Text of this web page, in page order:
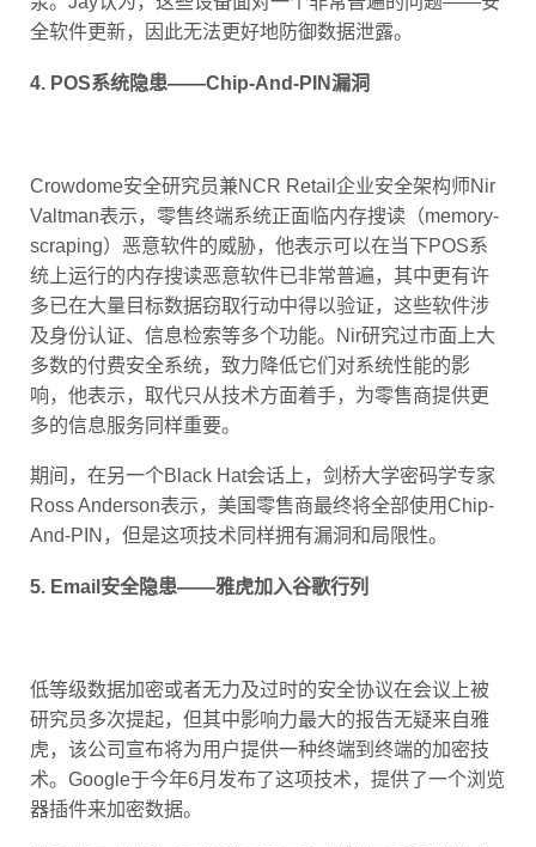
全软件更新，因此无法更好地防御数据泄露。
4. POS系统隐患——Chip-And-PIN漏洞
Crowdome安全研究员兼NCR Retail企业安全架构师Nir
Valtman表示，零售终端系统正面临内存搜读（memory-
scraping）恶意软件的威胁，他表示可以在当下POS系
统上运行的内存搜读恶意软件已非常普遍，其中更有许
多已在大量目标数据窃取行动中得以验证，这些软件涉
及身份认证、信息检索等多个功能。Nir研究过市面上大
多数的付费安全系统，致力降低它们对系统性能的影
响，他表示，取代只从技术方面着手，为零售商提供更
多的信息服务同样重要。
期间，在另一个Black Hat会话上，剑桥大学密码学专家
Ross Anderson表示，美国零售商最终将全部使用Chip-
And-PIN，但是这项技术同样拥有漏洞和局限性。
5. Email安全隐患——雅虎加入谷歌行列
低等级数据加密或者无力及过时的安全协议在会议上被
研究员多次提起，但其中影响力最大的报告无疑来自雅
虎，该公司宣布将为用户提供一种终端到终端的加密技
术。Google于今年6月发布了这项技术，提供了一个浏览
器插件来加密数据。